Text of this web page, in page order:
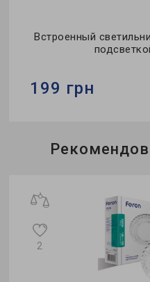
Встроенный
199 грн
Бренд:Feron
2